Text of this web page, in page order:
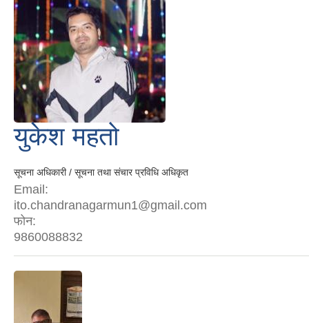
युकेश महतो
सूचना अधिकारी / सूचना तथा संचार प्रविधि अधिकृत
Email:
ito.chandranagarmun1@gmail.com
फोन:
9860088832